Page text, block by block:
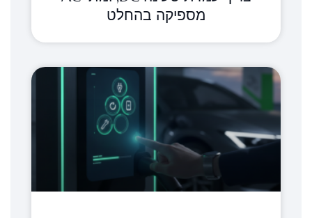
מספיקה בהחלט